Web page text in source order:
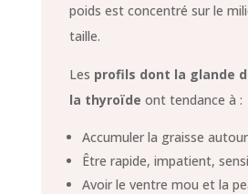
poids est concentré sur le
taille.
Les profils dont la glande
la thyroïde ont tendance à :
Accumuler la graisse
Être rapide, impatient,
Avoir le ventre mou et la